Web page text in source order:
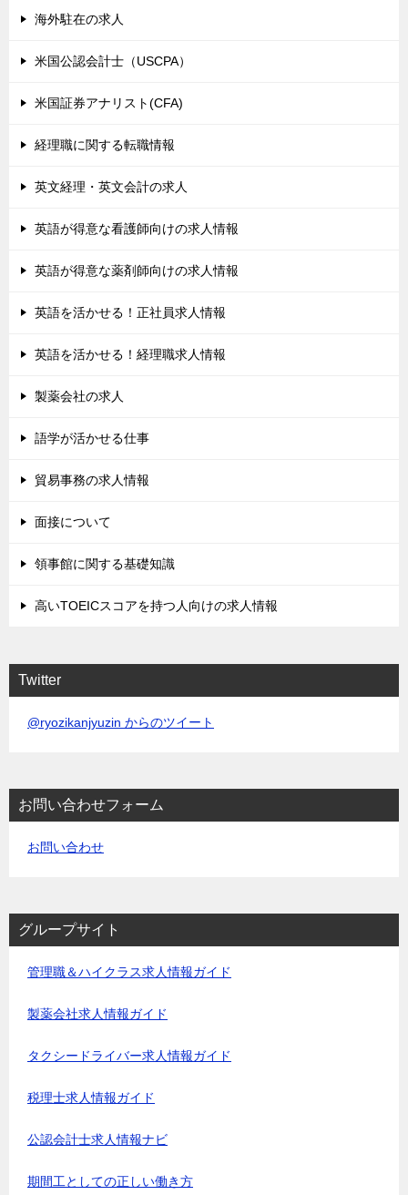
海外駐在の求人
米国公認会計士（USCPA）
米国証券アナリスト(CFA)
経理職に関する転職情報
英文経理・英文会計の求人
英語が得意な看護師向けの求人情報
英語が得意な薬剤師向けの求人情報
英語を活かせる！正社員求人情報
英語を活かせる！経理職求人情報
製薬会社の求人
語学が活かせる仕事
貿易事務の求人情報
面接について
領事館に関する基礎知識
高いTOEICスコアを持つ人向けの求人情報
Twitter
@ryozikanjyuzin からのツイート
お問い合わせフォーム
お問い合わせ
グループサイト
管理職＆ハイクラス求人情報ガイド
製薬会社求人情報ガイド
タクシードライバー求人情報ガイド
税理士求人情報ガイド
公認会計士求人情報ナビ
期間工としての正しい働き方